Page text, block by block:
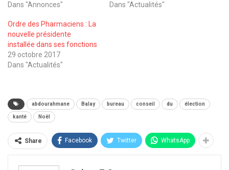
Dans "Annonces"
Dans "Actualités"
Ordre des Pharmaciens : La
nouvelle présidente
installée dans ses fonctions
29 octobre 2017
Dans "Actualités"
abdourahmane Balay bureau conseil du élection
kanté Noël
Share Facebook Twitter WhatsApp